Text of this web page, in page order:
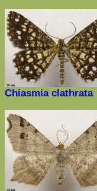
Chiasmia clathrata